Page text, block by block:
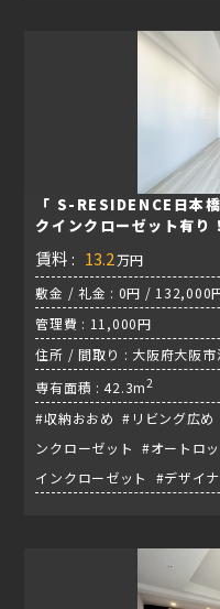
「 S-RESIDENCE日本
クインクローゼット有り
賃料 : 13.2 万円
敷金 / 礼金 : 0円 / 132,000
管理費 : 11,000円
住所 / 間取り : 大阪府大阪
専有面積 : 42.3m2
#収納おおめ #リビング広
ンクローゼット #オートロ
インクローゼット #デザイ